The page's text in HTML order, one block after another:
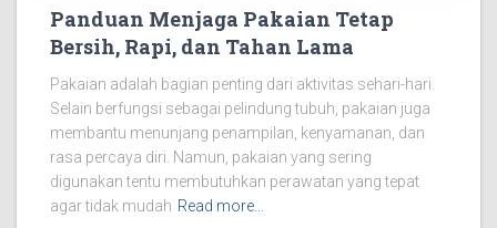
Panduan Menjaga Pakaian Tetap
Bersih, Rapi, dan Tahan Lama
Pakaian adalah bagian penting dari aktivitas sehari-hari.
Selain berfungsi sebagai pelindung tubuh, pakaian juga
membantu menunjang penampilan, kenyamanan, dan
rasa percaya diri. Namun, pakaian yang sering
digunakan tentu membutuhkan perawatan yang tepat
agar tidak mudah Read more…